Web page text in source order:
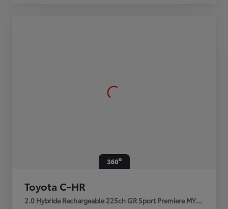
Toyota C-HR
2.0 Hybride Rechargeable 225ch GR Sport Premiere MY25